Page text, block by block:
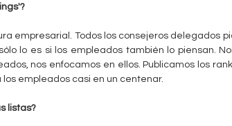
empresarial. Todos los consejeros delegados
lo es si los empleados también lo piensan.
nos enfocamos en ellos. Publicamos los
empleados casi en un centenar.
listas?